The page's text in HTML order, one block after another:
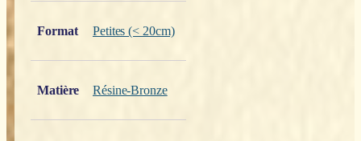
Format
Petites (< 20cm)
Matière Résine-Bronze